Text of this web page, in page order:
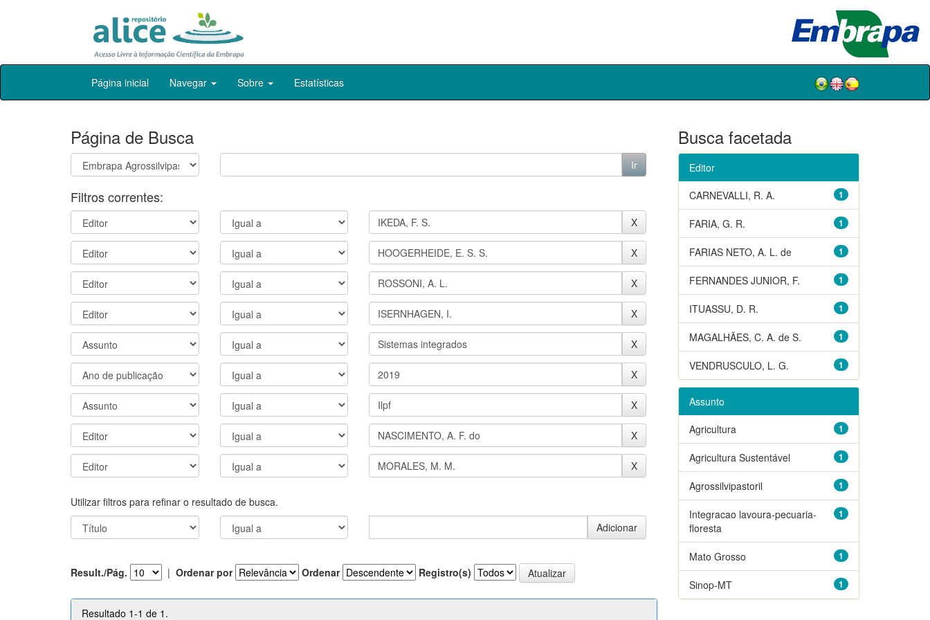
Skip
Página inicial Navegar Sobre Estatísticas
Página de Busca
Filtros correntes:
Utilizar filtros para refinar o resultado de busca.
Result./Pág. | Ordenar por Ordenar Registro(s)
Resultado 1-1 de 1.
Busca facetada
Editor
1
CARNEVALLI, R. A.
1
FARIA, G. R.
1
FARIAS NETO, A. L. de
1
FERNANDES JUNIOR, F.
1
ITUASSU, D. R.
1
MAGALHÃES, C. A. de S.
1
VENDRUSCULO, L. G.
Assunto
1
Agricultura
1
Agricultura Sustentável
1
Agrossilvipastoril
1
Integracao lavoura-pecuaria-
floresta
1
Mato Grosso
1
Sinop-MT